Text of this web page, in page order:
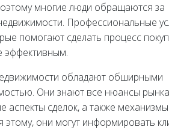
многие люди обращаются за
Профессиональные
помогают сделать процесс
эффективным.
обладают обширными
Они знают все нюансы рынка
сделок, а также механизмы
они могут информировать